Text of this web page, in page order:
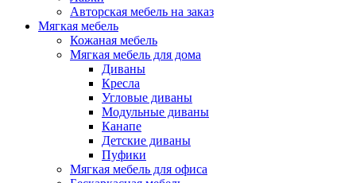
Авторская мебель на заказ
Мягкая мебель
Кожаная мебель
Мягкая мебель для дома
Диваны
Кресла
Угловые диваны
Модульные диваны
Канапе
Детские диваны
Пуфики
Мягкая мебель для офиса